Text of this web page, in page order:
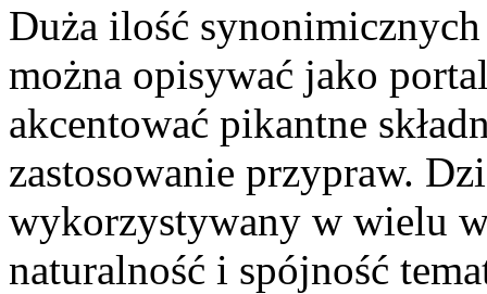
Duża ilość
można opisywać jako
akcentować pikantne
zastosowanie przypraw.
wykorzystywany w wielu
naturalność i spójność